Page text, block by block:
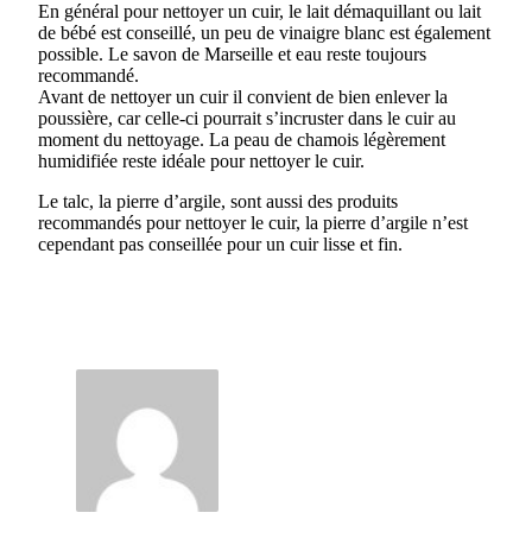
En général pour nettoyer un cuir, le lait démaquillant ou lait
de bébé est conseillé, un peu de vinaigre blanc est également
possible. Le savon de Marseille et eau reste toujours
recommandé.
Avant de nettoyer un cuir il convient de bien enlever la
poussière, car celle-ci pourrait s’incruster dans le cuir au
moment du nettoyage. La peau de chamois légèrement
humidifiée reste idéale pour nettoyer le cuir.
Le talc, la pierre d’argile, sont aussi des produits
recommandés pour nettoyer le cuir, la pierre d’argile n’est
cependant pas conseillée pour un cuir lisse et fin.